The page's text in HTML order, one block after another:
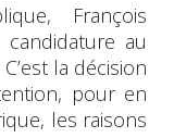
François
au
la décision
pour en
les raisons